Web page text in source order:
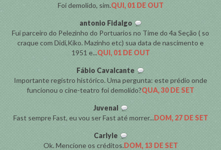
Foi demolido, sim.QUI, 01 DE OUT
antonio Fidalgo
Fui parceiro do Pelezinho do Portuarios no Time do 4a Seção ( so
craque com Didi,Kiko. Mazinho etc) sua data de nascimento e
1951 e...QUI, 01 DE OUT
Fábio Cavalcante
Importante registro histórico. Uma pergunta: este prédio onde
funcionou o cine-teatro foi demolido?QUA, 30 DE SET
Juvenal
Fast sempre Fast, eu vou ser Fast até morrer...DOM, 27 DE SET
Carlyle
Ok. Mencione os créditos.DOM, 13 DE SET